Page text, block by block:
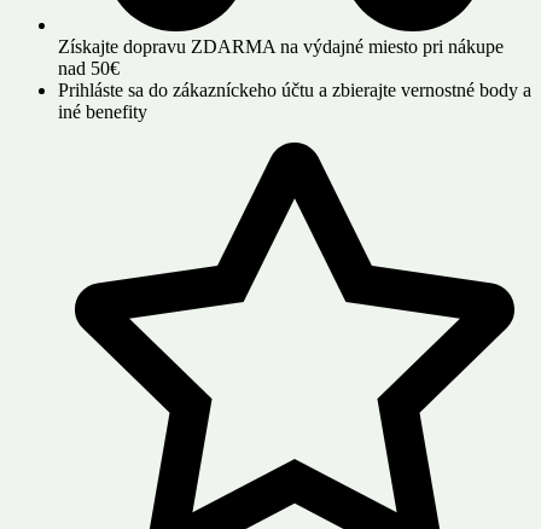
Získajte dopravu ZDARMA na výdajné miesto pri nákupe
nad 50€
Prihláste sa do zákazníckeho účtu a zbierajte vernostné body a
iné benefity